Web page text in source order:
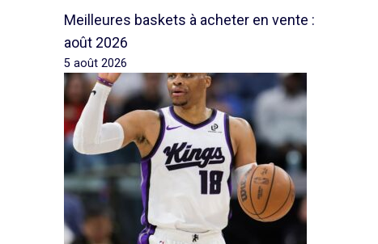
Meilleures baskets à acheter en vente :
août 2026
5 août 2026